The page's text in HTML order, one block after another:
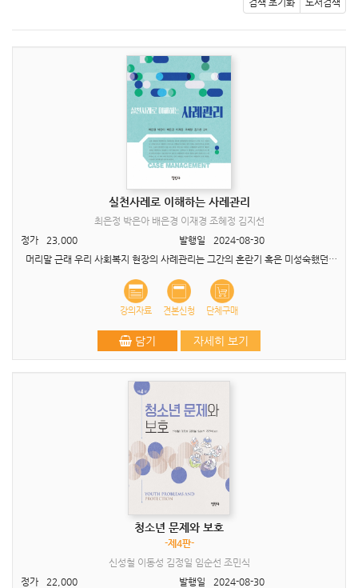
검색 초기화 도서검색
실천사례로 이해하는 사례관리
최은정 박은아 배은경 이재경 조혜정 김지선
정가
23,000 발행일
2024-08-30
머리말 근래 우리 사회복지 현장의 사례관리는 그간의 혼란기 혹은 미성숙했던 시기를 다소 벗어나고 있는 듯합니다. 물론 이것은 주관적인 견해이지만, 그 증거로 어느 회의에서나 사례관리 민..
강의자료 견본신청 단체구매
담기 자세히 보기
청소년 문제와 보호
-제4판-
신성철 이동성 김정일 임순선 조민식
정가
22,000 발행일
2024-08-30